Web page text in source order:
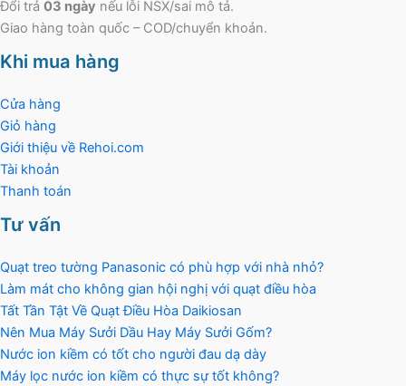
Đổi trả 03 ngày nếu lỗi NSX/sai mô tả.
Giao hàng toàn quốc – COD/chuyển khoản.
Khi mua hàng
Cửa hàng
Giỏ hàng
Giới thiệu về Rehoi.com
Tài khoản
Thanh toán
Tư vấn
Quạt treo tường Panasonic có phù hợp với nhà nhỏ?
Làm mát cho không gian hội nghị với quạt điều hòa
Tất Tần Tật Về Quạt Điều Hòa Daikiosan
Nên Mua Máy Sưởi Dầu Hay Máy Sưởi Gốm?
Nước ion kiềm có tốt cho người đau dạ dày
Máy lọc nước ion kiềm có thực sự tốt không?